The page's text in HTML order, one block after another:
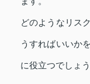
どのようなリス
うすればいいか
に役立つでしょう